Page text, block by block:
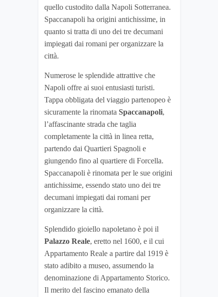
quello custodito dalla Napoli Sotterranea.
Spaccanapoli ha origini antichissime, in
quanto si tratta di uno dei tre decumani
impiegati dai romani per organizzare la
città.
Numerose le splendide attrattive che
Napoli offre ai suoi entusiasti turisti.
Tappa obbligata del viaggio partenopeo è
sicuramente la rinomata Spaccanapoli,
l’affascinante strada che taglia
completamente la città in linea retta,
partendo dai Quartieri Spagnoli e
giungendo fino al quartiere di Forcella.
Spaccanapoli è rinomata per le sue origini
antichissime, essendo stato uno dei tre
decumani impiegati dai romani per
organizzare la città.
Splendido gioiello napoletano è poi il
Palazzo Reale, eretto nel 1600, e il cui
Appartamento Reale a partire dal 1919 è
stato adibito a museo, assumendo la
denominazione di Appartamento Storico.
Il merito del fascino emanato della